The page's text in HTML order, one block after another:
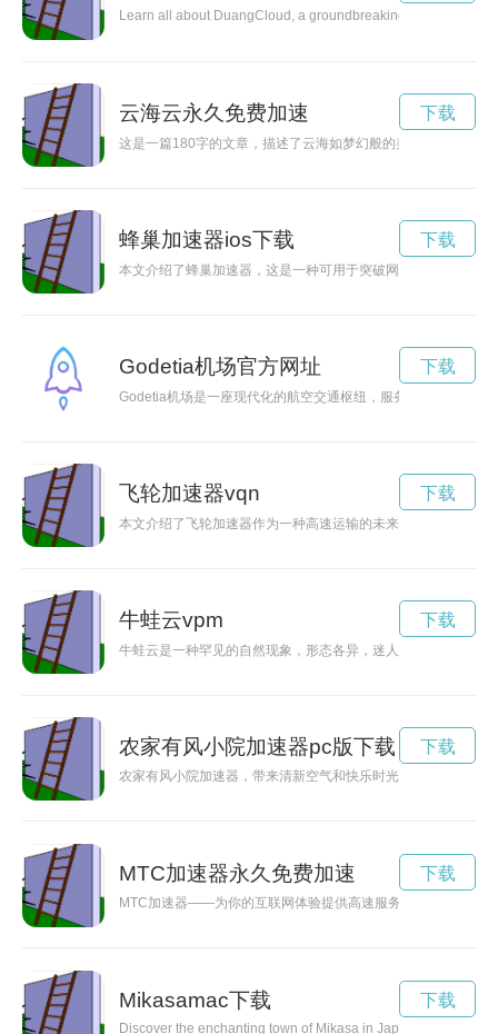
Learn all about DuangCloud, a groundbreaking cloud
云海云永久免费加速
这是一篇180字的文章，描述了云海如梦幻般的美景，并以此为
下载
蜂巢加速器ios下载
本文介绍了蜂巢加速器，这是一种可用于突破网络限制的新技
下载
Godetia机场官方网址
Godetia机场是一座现代化的航空交通枢纽，服务于国内和国际
下载
飞轮加速器vqn
本文介绍了飞轮加速器作为一种高速运输的未来选择，其能源
下载
牛蛙云vpm
牛蛙云是一种罕见的自然现象，形态各异，迷人而神秘。宛如
下载
农家有风小院加速器pc版下载
农家有风小院加速器，带来清新空气和快乐时光，让人们尽享田
下载
MTC加速器永久免费加速
MTC加速器——为你的互联网体验提供高速服务关键词: MTC加
下载
Mikasamac下载
Discover the enchanting town of Mikasa in Japan, known for
下载